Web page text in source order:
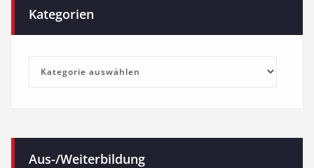
Kategorien
Kategorien
Aus-/Weiterbildung